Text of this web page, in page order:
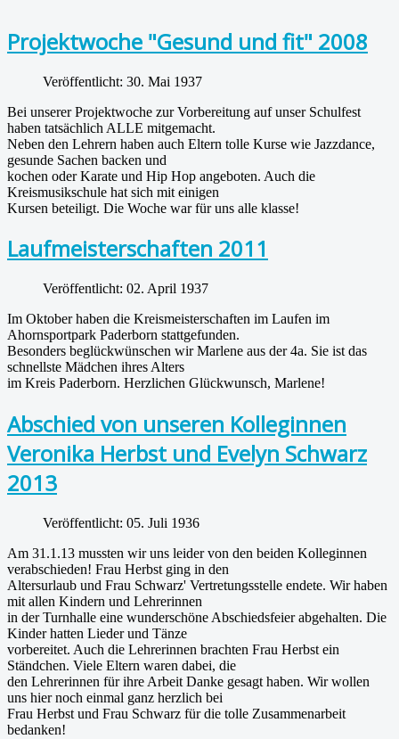
Projektwoche "Gesund und fit" 2008
Veröffentlicht: 30. Mai 1937
Bei unserer Projektwoche zur Vorbereitung auf unser Schulfest
haben tatsächlich ALLE mitgemacht.
Neben den Lehrern haben auch Eltern tolle Kurse wie Jazzdance,
gesunde Sachen backen und
kochen oder Karate und Hip Hop angeboten. Auch die
Kreismusikschule hat sich mit einigen
Kursen beteiligt. Die Woche war für uns alle klasse!
Laufmeisterschaften 2011
Veröffentlicht: 02. April 1937
Im Oktober haben die Kreismeisterschaften im Laufen im
Ahornsportpark Paderborn stattgefunden.
Besonders beglückwünschen wir Marlene aus der 4a. Sie ist das
schnellste Mädchen ihres Alters
im Kreis Paderborn. Herzlichen Glückwunsch, Marlene!
Abschied von unseren Kolleginnen
Veronika Herbst und Evelyn Schwarz
2013
Veröffentlicht: 05. Juli 1936
Am 31.1.13 mussten wir uns leider von den beiden Kolleginnen
verabschieden! Frau Herbst ging in den
Altersurlaub und Frau Schwarz' Vertretungsstelle endete. Wir haben
mit allen Kindern und Lehrerinnen
in der Turnhalle eine wunderschöne Abschiedsfeier abgehalten. Die
Kinder hatten Lieder und Tänze
vorbereitet. Auch die Lehrerinnen brachten Frau Herbst ein
Ständchen. Viele Eltern waren dabei, die
den Lehrerinnen für ihre Arbeit Danke gesagt haben. Wir wollen
uns hier noch einmal ganz herzlich bei
Frau Herbst und Frau Schwarz für die tolle Zusammenarbeit
bedanken!